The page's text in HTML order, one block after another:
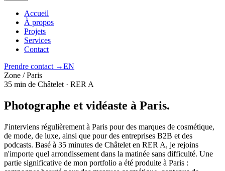
Accueil
À propos
Projets
Services
Contact
Prendre contact →EN
Zone / Paris
35 min de Châtelet · RER A
Photographe et vidéaste à Paris.
J'interviens régulièrement à Paris pour des marques de cosmétique,
de mode, de luxe, ainsi que pour des entreprises B2B et des
podcasts. Basé à 35 minutes de Châtelet en RER A, je rejoins
n'importe quel arrondissement dans la matinée sans difficulté. Une
partie significative de mon portfolio a été produite à Paris :